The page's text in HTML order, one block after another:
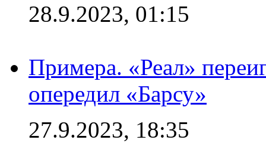
28.9.2023, 01:15
Примера. «Реал»
опередил «Барсу»
27.9.2023, 18:35